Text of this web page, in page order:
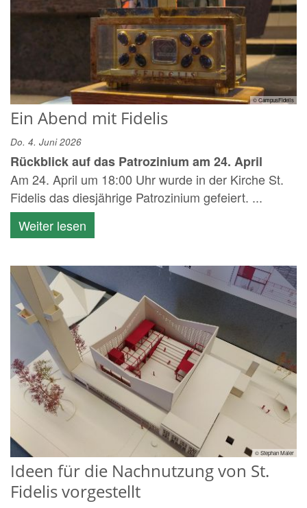
© CampusFidelis
Ein Abend mit Fidelis
Do. 4. Juni 2026
Rückblick auf das Patrozinium am 24. April
Am 24. April um 18:00 Uhr wurde in der Kirche St.
Fidelis das diesjährige Patrozinium gefeiert. ...
Weiter lesen
© Stephan Maier
Ideen für die Nachnutzung von St.
Fidelis vorgestellt